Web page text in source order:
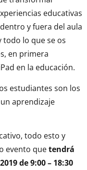
educativas
y fuera del aula
todo lo que se os
en primera
en la educación.
estudiantes son los
aprendizaje
todo esto y
evento quetendrá
de 9:00 – 18:30